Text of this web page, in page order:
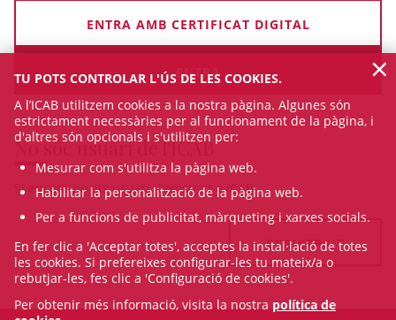
ENTRA AMB CERTIFICAT DIGITAL
No sóc usuari de l'ICAB
Si encara no ets usuari, Registra't a ICAB
REGISTRA'T
TU POTS CONTROLAR L'ÚS DE LES COOKIES.
A l’ICAB utilitzem cookies a la nostra pàgina. Algunes són
estrictament necessàries per al funcionament de la pàgina, i
d'altres són opcionals i s'utilitzen per:
Mesurar com s'utilitza la pàgina web.
Habilitar la personalització de la pàgina web.
Per a funcions de publicitat, màrqueting i xarxes socials.
En fer clic a 'Acceptar totes', acceptes la instal·lació de totes
les cookies. Si prefereixes configurar-les tu mateix/a o
rebutjar-les, fes clic a 'Configuració de cookies'.
Per obtenir més informació, visita la nostra política de
×